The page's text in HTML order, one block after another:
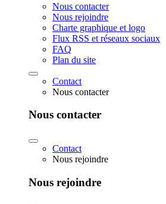
Nous contacter
Nous rejoindre
Charte graphique et logo
Flux RSS et réseaux sociaux
FAQ
Plan du site
Contact
Nous contacter
Nous contacter
Contact
Nous rejoindre
Nous rejoindre